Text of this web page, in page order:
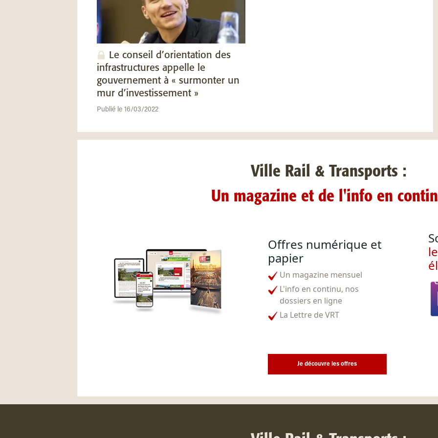
Le conseil d’orientation des
infrastructures appelle le
gouvernement à « surmonter un
mur d’investissement »
Publié le 16/03/2022
Ville Rail & Transports :
Un magazine et de l'info en
Offres numérique et
papier
Un magazine mensuel
L'info en continu, nos
dossiers en ligne
La Lettre de VRT
Je découvre les offres